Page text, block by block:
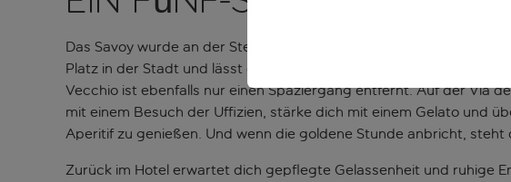
Das Savoy wurde an der Stelle erbaut, an der sich einst der
Platz in der Stadt und lässt dich wie in einem Postkartenmotiv
Vecchio ist ebenfalls nur einen Spaziergang entfernt. Auf der Via
mit einem Besuch der Uffizien, stärke dich mit einem Gelato und
Aperitif zu genießen. Und wenn die goldene Stunde anbricht,
Zurück im Hotel erwartet dich gepflegte Gelassenheit und ruhige